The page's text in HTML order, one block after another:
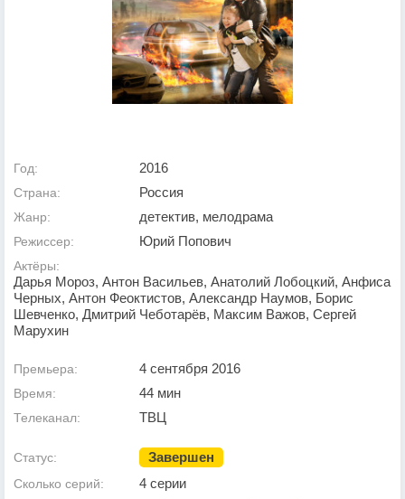
Год: 2016
Страна: Россия
Жанр: детектив, мелодрама
Режиссер: Юрий Попович
Актёры:
Дарья Мороз, Антон Васильев, Анатолий Лобоцкий, Анфиса
Черных, Антон Феоктистов, Александр Наумов, Борис
Шевченко, Дмитрий Чеботарёв, Максим Важов, Сергей
Марухин
Премьера: 4 сентября 2016
Время: 44 мин
Телеканал: ТВЦ
Статус: Завершен
Сколько серий: 4 серии